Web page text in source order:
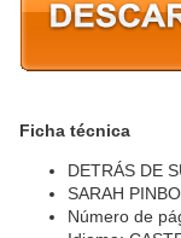
Ficha técnica
DETRÁS DE
SARAH
Número de